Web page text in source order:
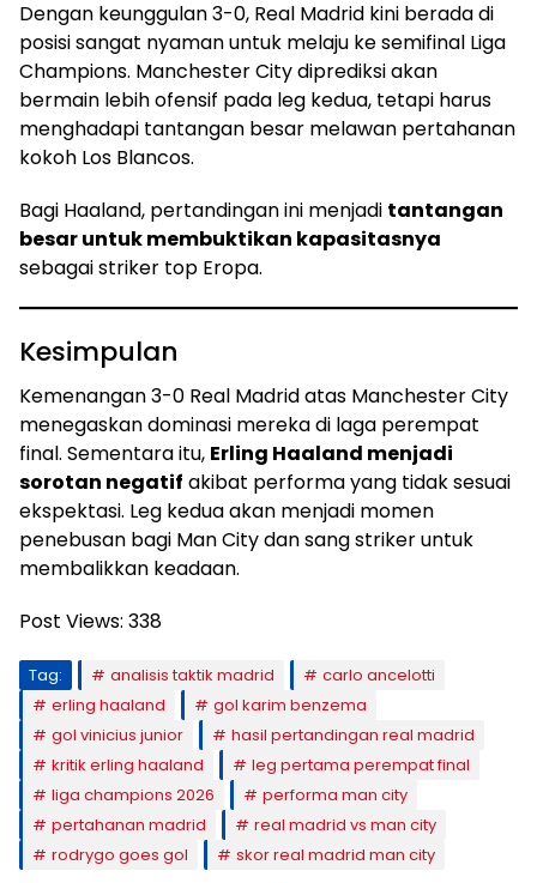
Dengan keunggulan 3-0, Real Madrid kini berada di
posisi sangat nyaman untuk melaju ke semifinal Liga
Champions. Manchester City diprediksi akan
bermain lebih ofensif pada leg kedua, tetapi harus
menghadapi tantangan besar melawan pertahanan
kokoh Los Blancos.
Bagi Haaland, pertandingan ini menjadi tantangan
besar untuk membuktikan kapasitasnya
sebagai striker top Eropa.
Kesimpulan
Kemenangan 3-0 Real Madrid atas Manchester City
menegaskan dominasi mereka di laga perempat
final. Sementara itu, Erling Haaland menjadi
sorotan negatif akibat performa yang tidak sesuai
ekspektasi. Leg kedua akan menjadi momen
penebusan bagi Man City dan sang striker untuk
membalikkan keadaan.
Post Views: 338
Tag: analisis taktik madrid
carlo ancelotti
erling haaland
gol karim benzema
gol vinicius junior
hasil pertandingan real madrid
kritik erling haaland
leg pertama perempat final
liga champions 2026
performa man city
pertahanan madrid
real madrid vs man city
rodrygo goes gol
skor real madrid man city